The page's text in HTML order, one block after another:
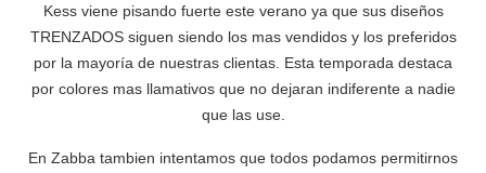
Kess viene pisando fuerte este verano ya que sus diseños
TRENZADOS siguen siendo los mas vendidos y los preferidos
por la mayoría de nuestras clientas. Esta temporada destaca
por colores mas llamativos que no dejaran indiferente a nadie
que las use.
En Zabba tambien intentamos que todos podamos permitirnos